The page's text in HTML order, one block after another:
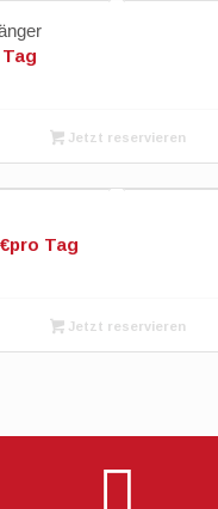
Jetzt reservieren
€pro Tag
Jetzt reservieren